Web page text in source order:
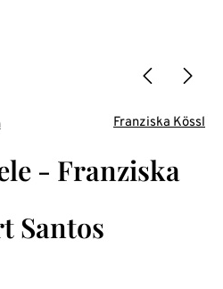
Franziska Kössl
- Franziska
Santos